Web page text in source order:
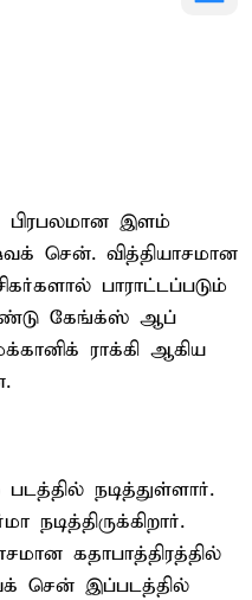
பிரபலமான இளம்
சென். வித்தியாசமான
பாராட்டப்படும்
கேங்க்ஸ் ஆப்
ராக்கி ஆகிய
நடித்துள்ளார்.
கதாபாத்திரத்தில்
சென் இப்படத்தில்